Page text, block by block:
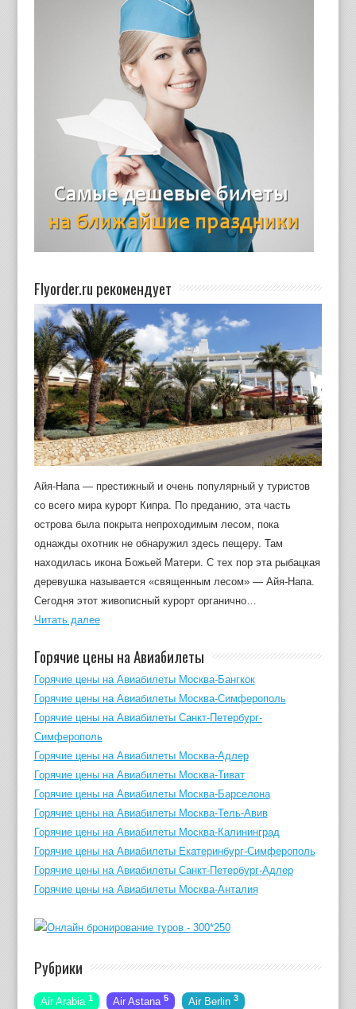
Flyorder.ru рекомендует
Айя-Напа — престижный и очень популярный у туристов
со всего мира курорт Кипра. По преданию, эта часть
острова была покрыта непроходимым лесом, пока
однажды охотник не обнаружил здесь пещеру. Там
находилась икона Божьей Матери. С тех пор эта рыбацкая
деревушка называется «священным лесом» — Айя-Напа.
Сегодня этот живописный курорт органично…
Читать далее
Горячие цены на Авиабилеты
Горячие цены на Авиабилеты Москва-Бангкок
Горячие цены на Авиабилеты Москва-Симферополь
Горячие цены на Авиабилеты Санкт-Петербург-
Симферополь
Горячие цены на Авиабилеты Москва-Адлер
Горячие цены на Авиабилеты Москва-Тиват
Горячие цены на Авиабилеты Москва-Барселона
Горячие цены на Авиабилеты Москва-Тель-Авив
Горячие цены на Авиабилеты Москва-Калининград
Горячие цены на Авиабилеты Екатеринбург-Симферополь
Горячие цены на Авиабилеты Санкт-Петербург-Адлер
Горячие цены на Авиабилеты Москва-Анталия
Рубрики
Air Arabia 1 Air Astana 5 Air Berlin 3